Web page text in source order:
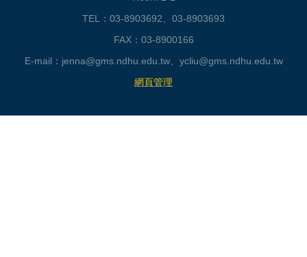
TEL：03-8903692、03-8903693
FAX：03-8900166
E-mail：jenna@gms.ndhu.edu.tw、ycliu@gms.ndhu.edu.tw
網頁管理